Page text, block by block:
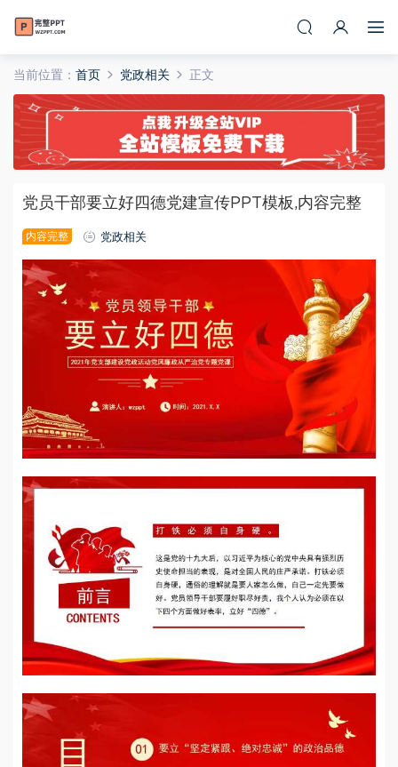
当前位置： 首页 党政相关 正文
党员干部要立好四德党建宣传PPT模板,内容完整
内容完整 党政相关